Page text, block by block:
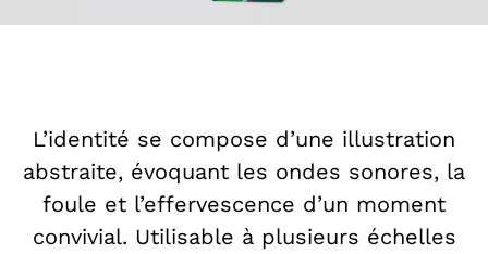
L’identité se compose d’une illustration
abstraite, évoquant les ondes sonores, la
foule et l’effervescence d’un moment
convivial. Utilisable à plusieurs échelles